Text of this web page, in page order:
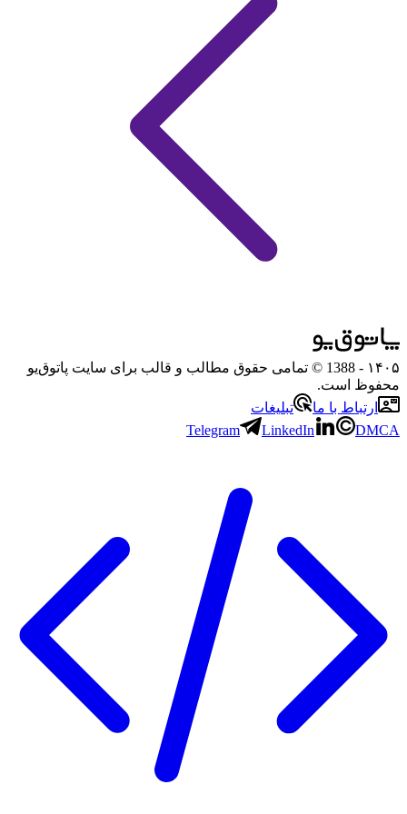
۱۴۰۵
- 1388 © تمامی حقوق مطالب و قالب برای سایت پاتوق‌یو
محفوظ است.
ارتباط با ما
تبلیغات
Telegram
LinkedIn DMCA